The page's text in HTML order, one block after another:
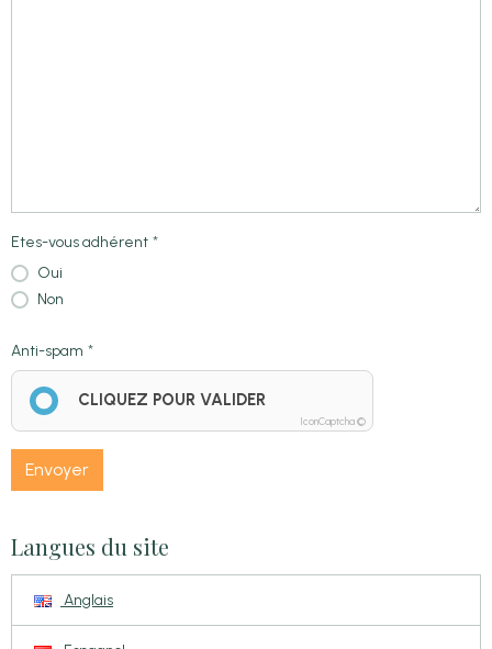
Etes-vous adhérent
Oui
Non
Anti-spam
CLIQUEZ POUR VALIDER
IconCaptcha ©
Envoyer
Langues du site
Anglais